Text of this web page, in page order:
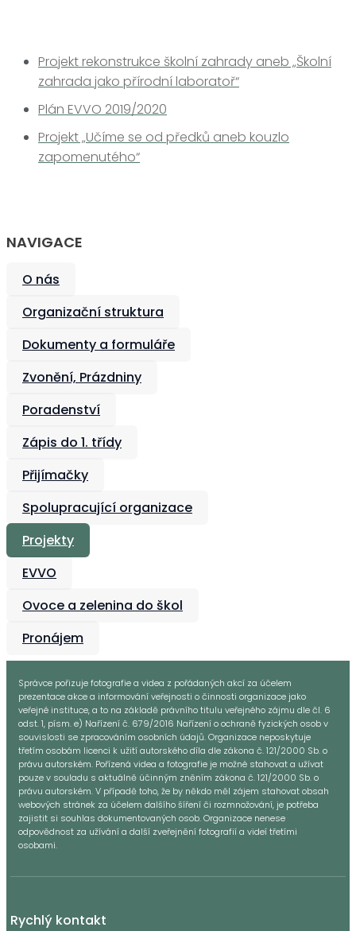
Projekt rekonstrukce školní zahrady aneb „Školní
zahrada jako přírodní laboratoř“
Plán EVVO 2019/2020
Projekt „Učíme se od předků aneb kouzlo
zapomenutého“
NAVIGACE
O nás
Organizační struktura
Dokumenty a formuláře
Zvonění, Prázdniny
Poradenství
Zápis do 1. třídy
Přijímačky
Spolupracující organizace
Projekty
EVVO
Ovoce a zelenina do škol
Pronájem
Správce pořizuje fotografie a videa z pořádaných akcí za účelem
prezentace akce a informování veřejnosti o činnosti organizace jako
veřejné instituce, a to na základě právního titulu veřejného zájmu dle čl. 6
odst. 1, písm. e) Nařízení č. 679/2016 Nařízení o ochraně fyzických osob v
souvislosti se zpracováním osobních údajů. Organizace neposkytuje
třetím osobám licenci k užití autorského díla dle zákona č. 121/2000 Sb. o
právu autorském. Pořízená videa a fotografie je možné stahovat a užívat
pouze v souladu s aktuálně účinným zněním zákona č. 121/2000 Sb. o
právu autorském. V případě toho, že by někdo měl zájem stahovat obsah
webových stránek za účelem dalšího šíření či rozmnožování, je potřeba
zajistit si souhlas dokumentovaných osob. Organizace nenese
odpovědnost za užívání a další zveřejnění fotografií a videí třetími
osobami.
Rychlý kontakt